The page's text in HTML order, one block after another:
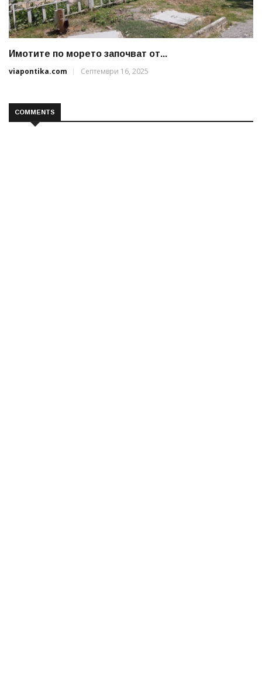
Имотите по морето започват от...
viapontika.com
Септември 16, 2025
COMMENTS